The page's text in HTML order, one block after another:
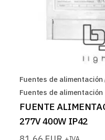
Fuentes de alimentación
Fuentes de alimentación
FUENTE
277V 400W IP42